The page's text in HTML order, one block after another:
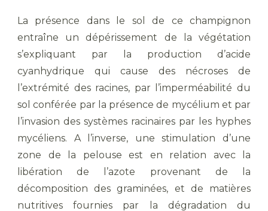
La présence dans le sol de ce champignon
entraîne un dépérissement de la végétation
s’expliquant par la production d’acide
cyanhydrique qui cause des nécroses de
l’extrémité des racines, par l’imperméabilité du
sol conférée par la présence de mycélium et par
l’invasion des systèmes racinaires par les hyphes
mycéliens. A l’inverse, une stimulation d’une
zone de la pelouse est en relation avec la
libération de l’azote provenant de la
décomposition des graminées, et de matières
nutritives fournies par la dégradation du